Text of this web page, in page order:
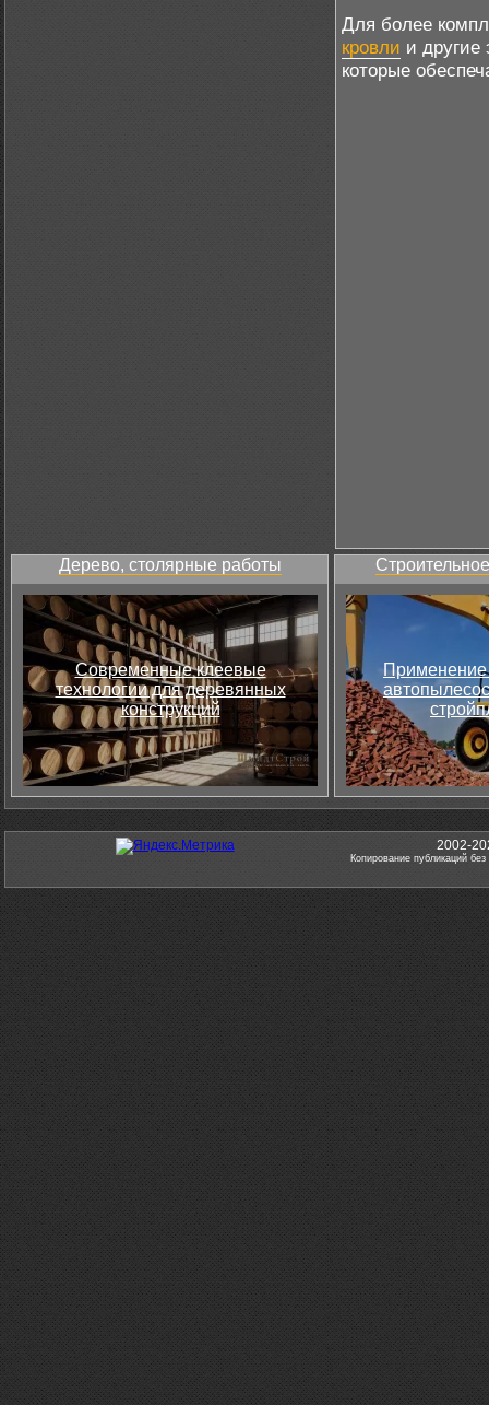
Для более
кровли и другие
которые
Дерево, столярные работы
Современные клеевые
технологии для деревянных
конструкций
Применение
2002-
Копирование публикаций